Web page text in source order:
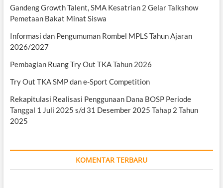
Gandeng Growth Talent, SMA Kesatrian 2 Gelar Talkshow
Pemetaan Bakat Minat Siswa
Informasi dan Pengumuman Rombel MPLS Tahun Ajaran
2026/2027
Pembagian Ruang Try Out TKA Tahun 2026
Try Out TKA SMP dan e-Sport Competition
Rekapitulasi Realisasi Penggunaan Dana BOSP Periode
Tanggal 1 Juli 2025 s/d 31 Desember 2025 Tahap 2 Tahun
2025
KOMENTAR TERBARU